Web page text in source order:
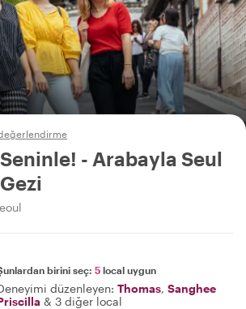
- Arabayla Seul
birini seç: 5 local uygun
düzenleyen: Thomas, Sanghee
& 3 diğer local